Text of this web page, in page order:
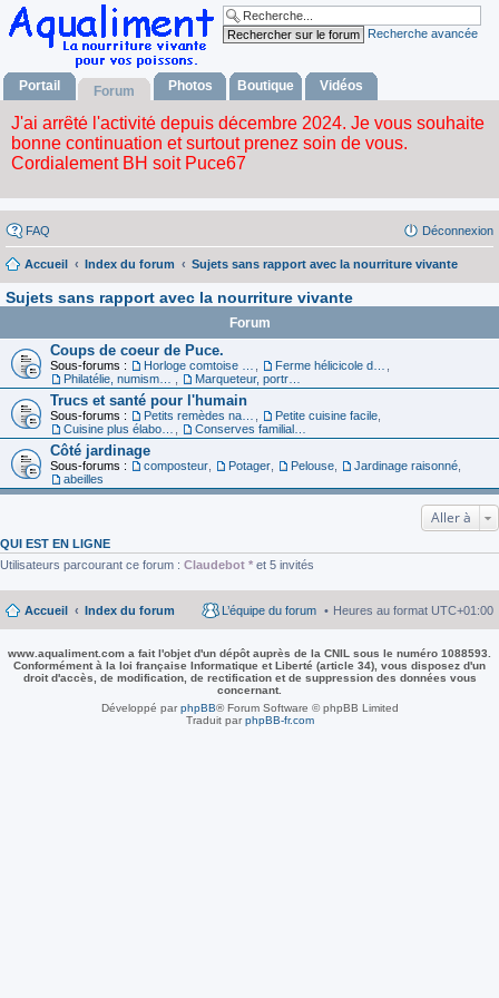
Recherche avancée
Portail Forum Photos Boutique Vidéos
FAQ Déconnexion
Accueil Index du forum Sujets sans rapport avec la nourriture vivante
Sujets sans rapport avec la nourriture vivante
Forum
Coups de coeur de Puce.
Sous-forums :
Trucs et santé pour l'humain
Sous-forums : Petite cuisine facile
Côté jardinage
Sous-forums : composteur Potager Pelouse Jardinage raisonné
abeilles
Aller à
QUI EST EN LIGNE
Utilisateurs parcourant ce forum : Claudebot * et 5 invités
Accueil Index du forum Heures au format UTC+01:00
L’équipe du forum
www.aqualiment.com a fait l'objet d'un dépôt auprès de la CNIL sous le numéro 1088593.
Conformément à la loi française Informatique et Liberté (article 34), vous disposez d'un
droit d'accès, de modification, de rectification et de suppression des données vous
concernant.
Développé parphpBB® Forum Software © phpBB Limited
Traduit parphpBB-fr.com